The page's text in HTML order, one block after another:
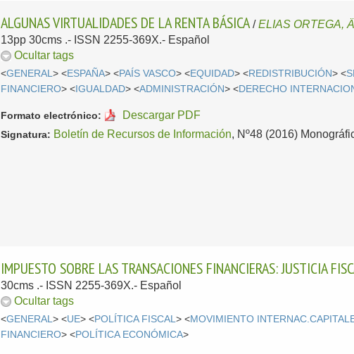
ALGUNAS VIRTUALIDADES DE LA RENTA BÁSICA /ELIAS ORTEGA,
13pp 30cms .- ISSN 2255-369X.- Español
Ocultar tags
<GENERAL> <ESPAÑA> <PAÍS VASCO> <EQUIDAD> <REDISTRIBUCIÓN> <
FINANCIERO> < IGUALDAD> <ADMINISTRACIÓN> <DERECHO
Formato electrónico: Descargar PDF
Signatura: Boletín de Recursos de Información, Nº48 (2016)
IMPUESTO SOBRE LAS TRANSACIONES FINANCIERAS: JUSTICIA
30cms .- ISSN 2255-369X.- Español
Ocultar tags
<GENERAL> <UE> <POLÍTICA FISCAL> <MOVIMIENTO
FINANCIERO> <POLÍTICA ECONÓMICA>